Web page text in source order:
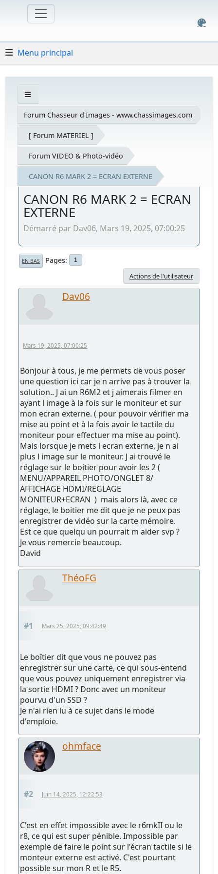
Menu principal
Forum Chasseur d'Images - www.chassimages.com
[ Forum MATERIEL ]
Forum VIDEO & Photo-vidéo
CANON R6 MARK 2 = ECRAN EXTERNE
CANON R6 MARK 2 = ECRAN
EXTERNE
Démarré par Dav06, Mars 19, 2025, 07:00:25
EN BAS Pages 1
Actions de l'utilisateur
Dav06
Mars 19, 2025, 07:00:25
Bonjour à tous, je me permets de vous poser
une question ici car je n arrive pas à trouver la
solution.. J ai un R6M2 et j aimerais filmer en
ayant l image à la fois sur le moniteur et sur
mon ecran externe. ( pour pouvoir vérifier ma
mise au point et à la fois avoir le tactile du
moniteur pour effectuer ma mise au point).
Mais lorsque je mets l ecran externe, je n ai
plus l image sur le moniteur. J ai trouvé le
réglage sur le boitier pour avoir les 2 (
MENU/APPAREIL PHOTO/ONGLET 8/
AFFICHAGE HDMI/REGLAGE
MONITEUR+ECRAN ) mais alors là, avec ce
réglage, le boitier me dit que je ne peux pas
enregistrer de vidéo sur la carte mémoire.
Est ce que quelqu un pourrait m aider svp ?
Je vous remercie beaucoup.
David
ThéoFG
#1 Mars 25, 2025, 09:42:49
Le boîtier dit que vous ne pouvez pas
enregistrer sur une carte, ce qui sous-entend
que vous pouvez uniquement enregistrer via
la sortie HDMI ? Donc avec un moniteur
pourvu d'un SSD ?
Je n'ai rien lu à ce sujet dans le mode
d'emploie.
ohmface
#2 Juin 14, 2025, 12:22:53
C'est en effet impossible avec le r6mkII ou le
r8, ce qui est super pénible. Impossible par
exemple de faire le point sur l'écran tactile si le
monteur externe est activé. C'est pourtant
possible sur mon R et le R5.